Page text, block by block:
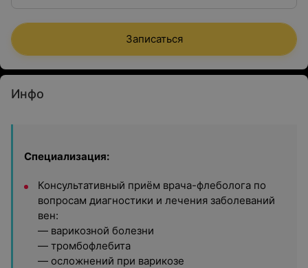
Записаться
Инфо
Специализация:
Консультативный приём врача-флеболога по
вопросам диагностики и лечения заболеваний
вен:
— варикозной болезни
— тромбофлебита
— осложнений при варикозе